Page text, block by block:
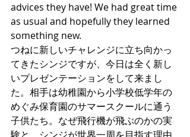
advices they have! We had great time
as usual and hopefully they learned
something new.
つねに新しいチャレンジに立ち向かっ
てきたシンジですが、今日は全く新し
いプレゼンテーションをして来まし
た。相手は幼稚園から小学校低学年の
めぐみ保育園のサマースクールに通う
子供たち。なぜ飛行機が飛ぶのかの実